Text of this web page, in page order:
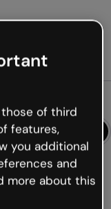
of third
features,
you additional
and
more about this